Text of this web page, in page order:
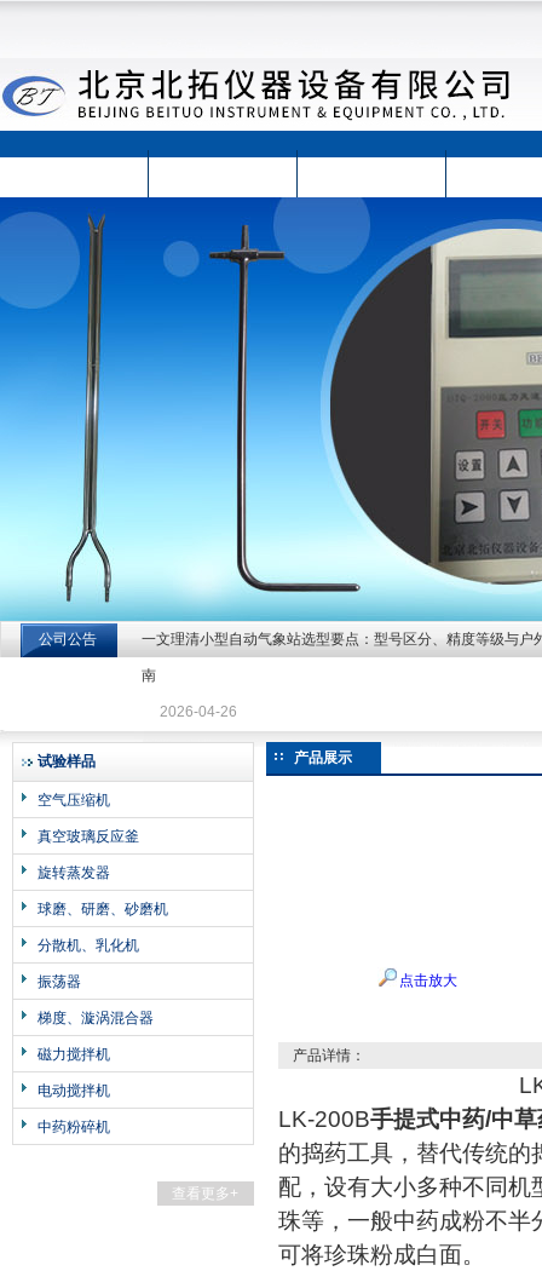
北京北拓仪器设备有限公司
公司公告 一文理清小型自动气象站选型要点：型号区分、精度等级与户
南
2026-04-26
试验样品
空气压缩机
真空玻璃反应釜
旋转蒸发器
球磨、研磨、砂磨机
分散机、乳化机
振荡器
梯度、漩涡混合器
磁力搅拌机
电动搅拌机
中药粉碎机
查看更多+
产品展示
点击放大
产品详情：
LK-200B手提式中药/中
的捣药工具，替代传统
配，设有大小多种不同
珠等，一般中药成粉不半
可将珍珠粉成白面。